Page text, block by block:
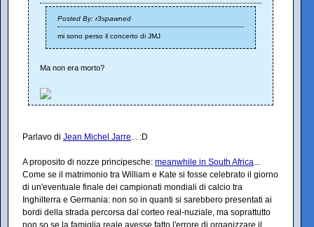
Posted By: r3spawned
mi sono perso il concerto di JMJ
Ma non era morto?
Parlavo di Jean Michel Jarre... :D
A proposito di nozze principesche: meanwhile in South Africa...
Come se il matrimonio tra William e Kate si fosse celebrato il giorno
di un'eventuale finale dei campionati mondiali di calcio tra
Inghilterra e Germania: non so in quanti si sarebbero presentati ai
bordi della strada percorsa dal corteo real-nuziale, ma soprattutto
non so se la famiglia reale avesse fatto l'errore di organizzare il